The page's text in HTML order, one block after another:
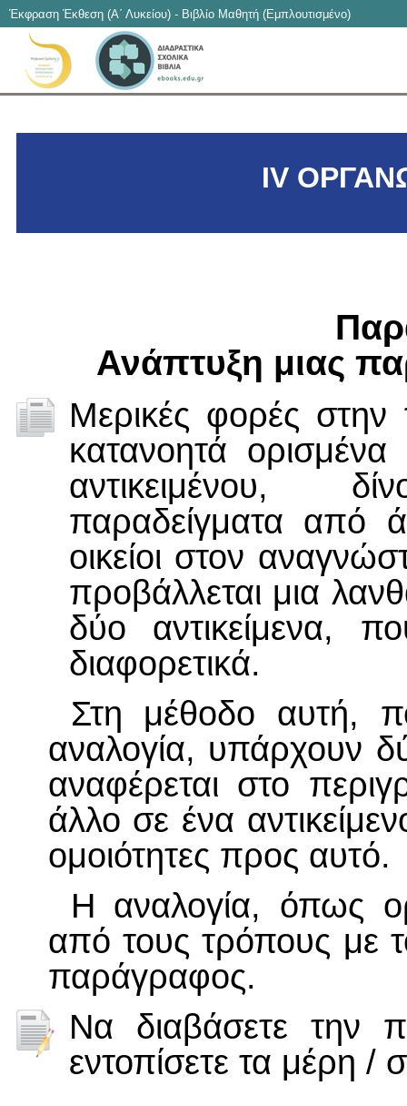
Έκφραση Έκθεση (Α΄ Λυκείου) - Βιβλίο Μαθητή (Εμπλουτισμένο)
IV
Ανάπτυξη μιας
Μερικές φορές στην
κατανοητά ορισμένα
αντικειμένου,
παραδείγματα από
οικείοι στον
προβάλλεται μια
δύο αντικείμενα,
διαφορετικά.
Στη μέθοδο αυτή,
αναλογία, υπάρχουν
αναφέρεται στο
άλλο σε ένα
ομοιότητες προς αυτό.
Η αναλογία, όπως
από τους τρόπους με
παράγραφος.
Να διαβάσετε την
εντοπίσετε τα μέρη /